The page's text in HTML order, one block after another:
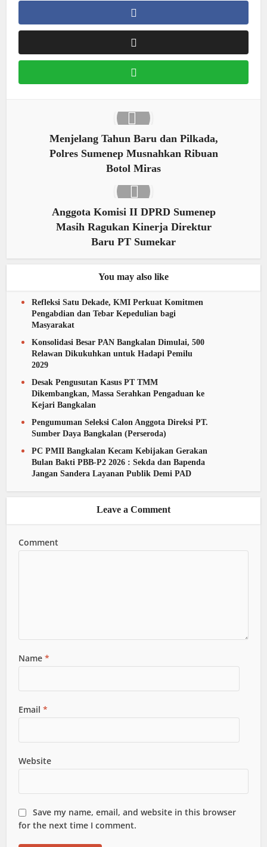
Menjelang Tahun Baru dan Pilkada,
Polres Sumenep Musnahkan Ribuan
Botol Miras
Anggota Komisi II DPRD Sumenep
Masih Ragukan Kinerja Direktur
Baru PT Sumekar
You may also like
Refleksi Satu Dekade, KMI Perkuat Komitmen
Pengabdian dan Tebar Kepedulian bagi
Masyarakat
Konsolidasi Besar PAN Bangkalan Dimulai, 500
Relawan Dikukuhkan untuk Hadapi Pemilu
2029
Desak Pengusutan Kasus PT TMM
Dikembangkan, Massa Serahkan Pengaduan ke
Kejari Bangkalan
Pengumuman Seleksi Calon Anggota Direksi PT.
Sumber Daya Bangkalan (Perseroda)
PC PMII Bangkalan Kecam Kebijakan Gerakan
Bulan Bakti PBB-P2 2026 : Sekda dan Bapenda
Jangan Sandera Layanan Publik Demi PAD
Leave a Comment
Comment
Name*
Email*
Website
Save my name, email, and website in this browser
for the next time I comment.